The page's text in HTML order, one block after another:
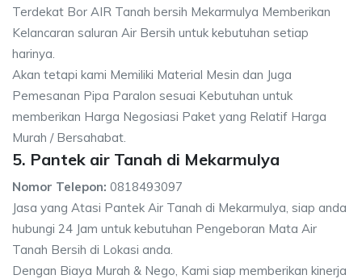
Terdekat Bor AIR Tanah bersih Mekarmulya Memberikan
Kelancaran saluran Air Bersih untuk kebutuhan setiap
harinya.
Akan tetapi kami Memiliki Material Mesin dan Juga
Pemesanan Pipa Paralon sesuai Kebutuhan untuk
memberikan Harga Negosiasi Paket yang Relatif Harga
Murah / Bersahabat.
5. Pantek air Tanah di Mekarmulya
Nomor Telepon: 0818493097
Jasa yang Atasi Pantek Air Tanah di Mekarmulya, siap anda
hubungi 24 Jam untuk kebutuhan Pengeboran Mata Air
Tanah Bersih di Lokasi anda.
Dengan Biaya Murah & Nego, Kami siap memberikan kinerja